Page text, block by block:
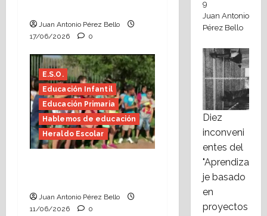
Juan Antonio Pérez Bello
17/06/2026
0
E.S.O.
Educación Infantil
Educación Primaria
Hablemos de educación
Heraldo Escolar
Juan Antonio Pérez Bello
11/06/2026
0
9
Juan Antonio
Pérez Bello
Diez
inconveni
entes del
"Aprendiza
je basado
en
proyectos